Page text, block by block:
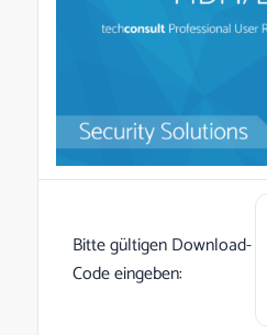
Bitte gültigen Download-
Code eingeben: